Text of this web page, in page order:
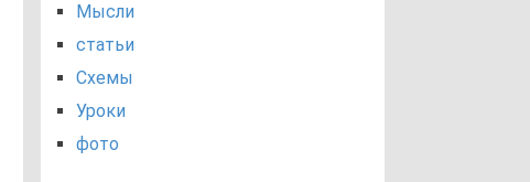
Мысли
статьи
Схемы
Уроки
фото